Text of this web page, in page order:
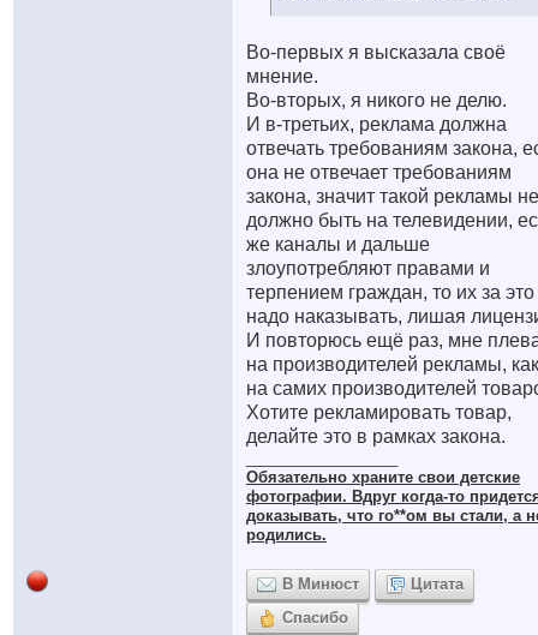
Во-первых я высказала своё
мнение.
Во-вторых, я никого не делю.
И в-третьих, реклама должна
отвечать требованиям закона,
она не отвечает требованиям
закона, значит такой рекламы не
должно быть на телевидении,
же каналы и дальше
злоупотребляют правами и
терпением граждан, то их за это
надо наказывать, лишая
И повторюсь ещё раз, мне
на производителей рекламы,
на самих производителей
Хотите рекламировать товар,
делайте это в рамках закона.
Обязательно храните cвои детские
фотографии. Вдруг когда-то
доказывать, что го**ом вы стали, а
родились.
В Минюст
Цитата
Спасибо